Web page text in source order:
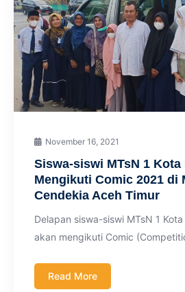
November 16, 2021
Siswa-siswi MTsN 1
Mengikuti Comic 2021 di
Cendekia Aceh Timur
Delapan siswa-siswi MTsN 1
akan mengikuti Comic
Read More